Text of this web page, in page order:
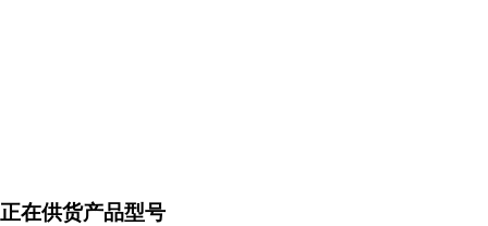
正在供货产品型号